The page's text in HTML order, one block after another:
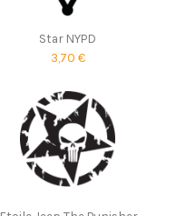
Star NYPD
3,70 €